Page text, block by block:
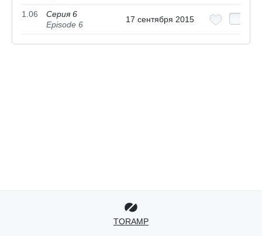
1.06
Серия 6
Episode 6
17 сентября 2015
TORAMP